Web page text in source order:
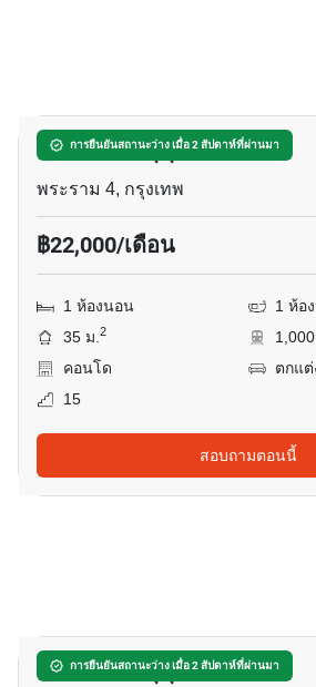
การยืนยันสถานะว่าง เมื่อ 2 สัปดาห์ที่ผ่านมา
โอกะ เฮ้าส์ สุขุมวิท 36
พระราม 4, กรุงเทพ
฿22,000/เดือน
1 ห้องนอน
1 ห้อ
35 ม.2
คอนโด
ตกแต่
15
สอบถามตอนนี้
การยืนยันสถานะว่าง เมื่อ 2 สัปดาห์ที่ผ่านมา
โอกะ เฮ้าส์ สุขุมวิท 36